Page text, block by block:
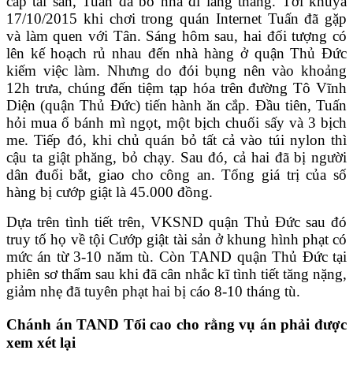
17/10/2015 khi chơi trong quán Internet Tuấn đã gặp
và làm quen với Tân. Sáng hôm sau, hai đối tượng có
lên kế hoạch rủ nhau đến nhà hàng ở quận Thủ Đức
kiếm việc làm. Nhưng do đói bụng nên vào khoảng
12h trưa, chúng đến tiệm tạp hóa trên đường Tô Vĩnh
Diện (quận Thủ Đức) tiến hành ăn cắp. Đầu tiên, Tuấn
hỏi mua ổ bánh mì ngọt, một bịch chuối sấy và 3 bịch
me. Tiếp đó, khi chủ quán bỏ tất cả vào túi nylon thì
cậu ta giật phăng, bỏ chạy. Sau đó, cả hai đã bị người
dân đuổi bắt, giao cho công an. Tổng giá trị của số
hàng bị cướp giật là 45.000 đồng.
Dựa trên tình tiết trên, VKSND quận Thủ Đức sau đó
truy tố họ về tội Cướp giật tài sản ở khung hình phạt có
mức án từ 3-10 năm tù. Còn TAND quận Thủ Đức tại
phiên sơ thẩm sau khi đã cân nhắc kĩ tình tiết tăng nặng,
giảm nhẹ đã tuyên phạt hai bị cáo 8-10 tháng tù.
Chánh án TAND Tối cao cho rằng vụ án phải được
xem xét lại